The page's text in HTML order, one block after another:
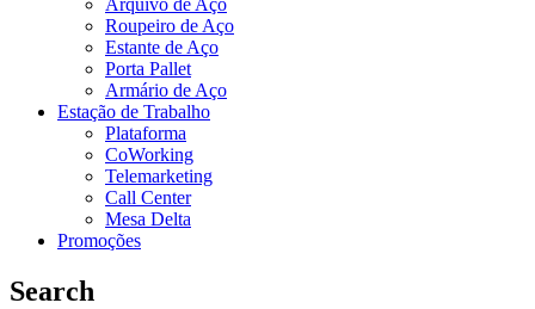
Arquivo de Aço
Roupeiro de Aço
Estante de Aço
Porta Pallet
Armário de Aço
Estação de Trabalho
Plataforma
CoWorking
Telemarketing
Call Center
Mesa Delta
Promoções
Search